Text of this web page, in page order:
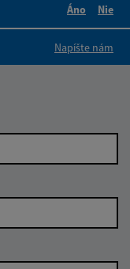
Áno
Nie
Napíšte nám